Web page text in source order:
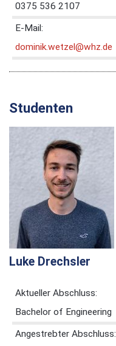
0375 536 2107
E-Mail:
dominik.wetzel@whz.de
Studenten
Luke Drechsler
Aktueller Abschluss:
Bachelor of Engineering
Angestrebter Abschluss: